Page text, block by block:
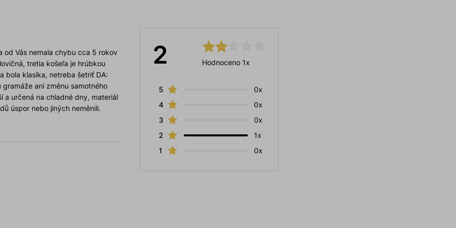
2 Hodnoceno 1x
5
0x
4
0x
3
0x
2
1x
1
0x
Vás nemala chybu cca 5 rokov
tretia košeľa je hrúbkou
bola klasika, netreba šetriť DA:
ani změnu samotného
a určená na chladné dny, materiál
úspor nebo jiných neměnili.